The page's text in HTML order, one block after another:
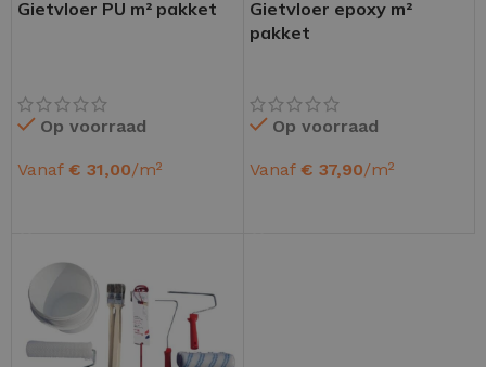
Gietvloer PU m² pakket
Op voorraad
Vanaf € 31,00/m²
Gietvloer epoxy m²
pakket
Op voorraad
Vanaf € 37,90/m²